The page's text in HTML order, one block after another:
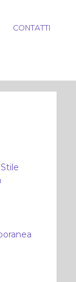
CONTATTI